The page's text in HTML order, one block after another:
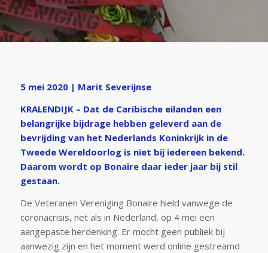
5 mei 2020 | Marit Severijnse
KRALENDIJK – Dat de Caribische eilanden een
belangrijke bijdrage hebben geleverd aan de
bevrijding van het Nederlands Koninkrijk in de
Tweede Wereldoorlog is niet bij iedereen bekend.
Daarom wordt op Bonaire daar ieder jaar bij stil
gestaan.
De Veteranen Vereniging Bonaire hield vanwege de
coronacrisis, net als in Nederland, op 4 mei een
aangepaste herdenking. Er mocht geen publiek bij
aanwezig zijn en het moment werd online gestreamd